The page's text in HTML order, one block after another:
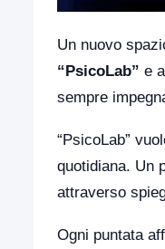
Un nuovo
“PsicoLab” e
sempre
“PsicoLab”
quotidiana. Un
attraverso
Ogni puntata